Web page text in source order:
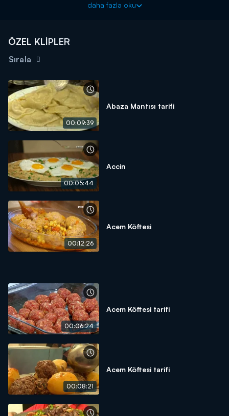
daha fazla oku
ÖZEL KLİPLER
Sırala
00:09:39
Abaza Mantısı tarifi
00:05:44
Accin
00:12:26
Acem Köftesi
00:06:24
Acem Köftesi tarifi
00:08:21
Acem Köftesi tarifi